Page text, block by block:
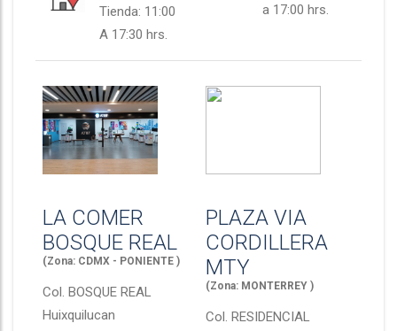
Tienda: 11:00
A 17:30 hrs.
a 17:00 hrs.
LA COMER
BOSQUE REAL
(Zona: CDMX - PONIENTE )
Col. BOSQUE REAL
Huixquilucan
PLAZA VIA
CORDILLERA
MTY
(Zona: MONTERREY )
Col. RESIDENCIAL